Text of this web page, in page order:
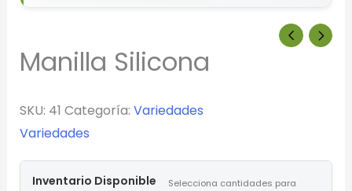
Manilla Silicona
SKU: 41 Categoría: Variedades
Variedades
Inventario Disponible
Selecciona cantidades para